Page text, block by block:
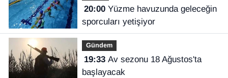
20:00Yüzme havuzunda geleceğin
sporcuları yetişiyor
Gündem
19:33Av sezonu 18 Ağustos'ta
başlayacak